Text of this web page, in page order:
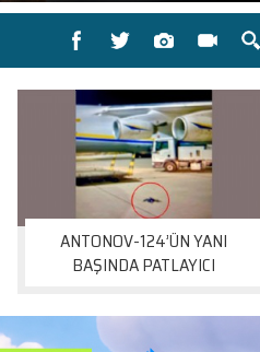
ANTONOV-124’ÜN YANI
BAŞINDA PATLAYICI